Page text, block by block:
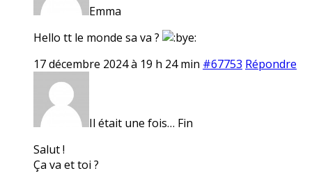
Emma
Hello tt le monde sa va ?
17 décembre 2024 à 19 h 24 min #67753 Répondre
Il était une fois… Fin
Salut !
Ça va et toi ?